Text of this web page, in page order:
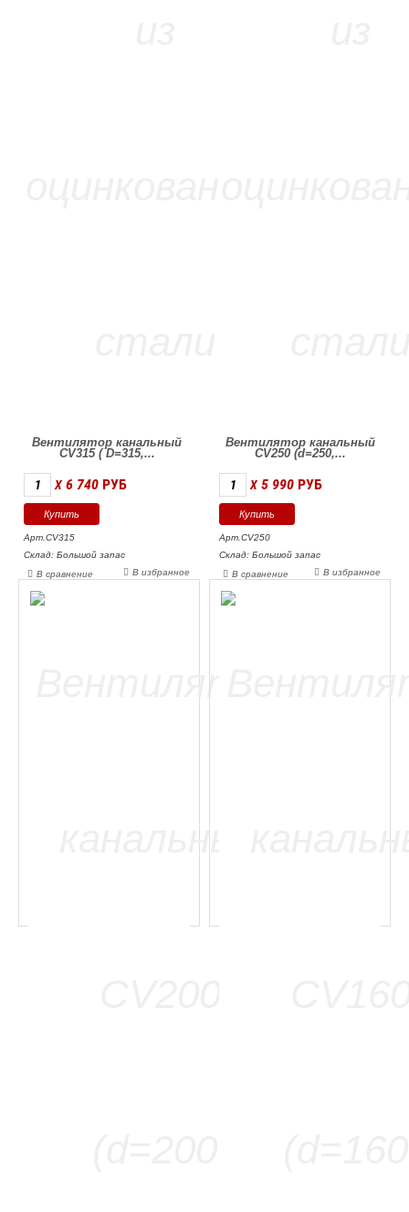
Вентилятор канальный
CV315 ( D=315,...
X 6 740 РУБ
Арт.CV315
Склад: Большой запас
В избранное
В сравнение
Вентилятор канальный
CV250 (d=250,...
X 5 990 РУБ
Арт.CV250
Склад: Большой запас
В избранное
В сравнение